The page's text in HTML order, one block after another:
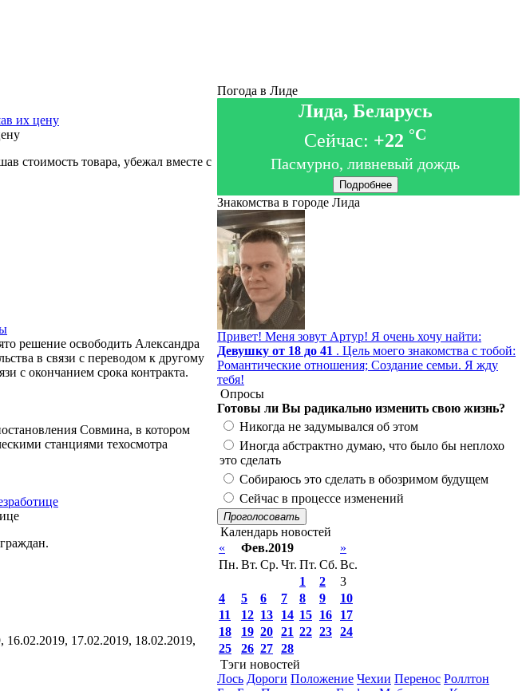
их цену
стоимость товара, убежал вместе с
решение освободить Александра
в связи с переводом к другому
с окончанием срока контракта.
Совмина, в котором
станциями техосмотра
17.02.2019, 18.02.2019,
Погода в Лиде
Лида, Беларусь
Сейчас: +22 °C
Пасмурно, ливневый дождь
Подробнее
Знакомства в городе Лида
Привет! Меня зовут Артур! Я очень хочу найти:
Девушку от 18 до 41 . Цель моего знакомства с тобой:
Романтические отношения; Создание семьи. Я жду
тебя!
Опросы
Готовы ли Вы радикально изменить свою жизнь?
Никогда не задумывался об этом
Иногда абстрактно думаю, что было бы неплохо
это сделать
Собираюсь это сделать в обозримом будущем
Сейчас в процессе изменений
Проголосовать
Календарь новостей
«
Фев.2019
»
Пн. Вт. Ср. Чт. Пт. Сб. Вс.
1
2
3
4
5 6 7 8 9
10
11
12 13 14 15 16
17
18
19 20 21 22 23 24
25
26 27 28
Тэги новостей
Лось Дороги Положение Чехии Перенос Роллтон